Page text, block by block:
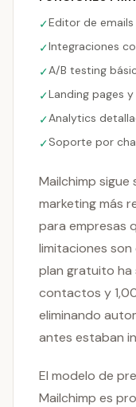
✓Editor de
✓Integraciones
✓A/B testing
✓Landing pages
✓Analytics
✓Soporte por
Mailchimp sigue
marketing más
para empresas
limitaciones son
plan gratuito
contactos y
eliminando
antes estaban
El modelo de
Mailchimp es